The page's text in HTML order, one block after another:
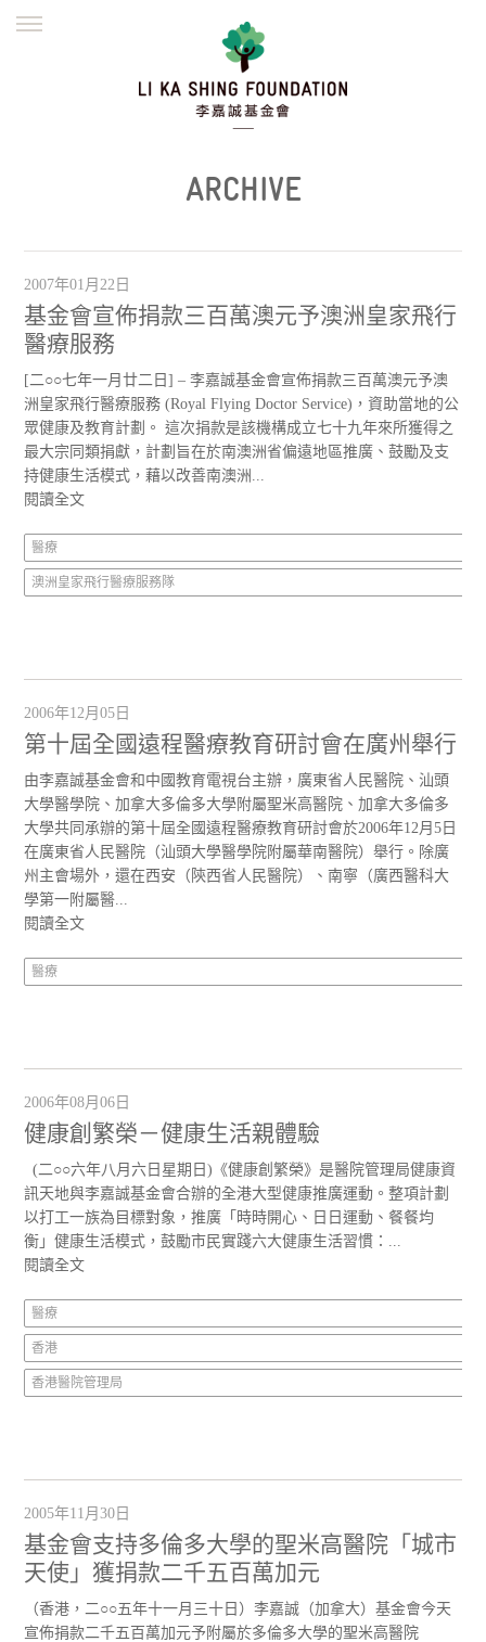
繁體
ARCHIVE
2007年01月22日
基金會宣佈捐款三百萬澳元予澳洲皇家飛行
醫療服務
[二○○七年一月廿二日] – 李嘉誠基金會宣佈捐款三百萬澳元予澳
洲皇家飛行醫療服務 (Royal Flying Doctor Service)，資助當地的公
眾健康及教育計劃。 這次捐款是該機構成立七十九年來所獲得之
最大宗同類捐獻，計劃旨在於南澳洲省偏遠地區推廣、鼓勵及支
持健康生活模式，藉以改善南澳洲...
閱讀全文
醫療
澳洲皇家飛行醫療服務隊
2006年12月05日
第十屆全國遠程醫療教育研討會在廣州舉行
由李嘉誠基金會和中國教育電視台主辦，廣東省人民醫院、汕頭
大學醫學院、加拿大多倫多大學附屬聖米高醫院、加拿大多倫多
大學共同承辦的第十屆全國遠程醫療教育研討會於2006年12月5日
在廣東省人民醫院（汕頭大學醫學院附屬華南醫院）舉行。除廣
州主會場外，還在西安（陝西省人民醫院）、南寧（廣西醫科大
學第一附屬醫...
閱讀全文
醫療
2006年08月06日
健康創繁榮－健康生活親體驗
(二○○六年八月六日星期日)《健康創繁榮》是醫院管理局健康資
訊天地與李嘉誠基金會合辦的全港大型健康推廣運動。整項計劃
以打工一族為目標對象，推廣「時時開心、日日運動、餐餐均
衡」健康生活模式，鼓勵市民實踐六大健康生活習慣：...
閱讀全文
醫療
香港
香港醫院管理局
2005年11月30日
基金會支持多倫多大學的聖米高醫院「城市
天使」獲捐款二千五百萬加元
（香港，二○○五年十一月三十日）李嘉誠（加拿大）基金會今天
宣佈捐款二千五百萬加元予附屬於多倫多大學的聖米高醫院